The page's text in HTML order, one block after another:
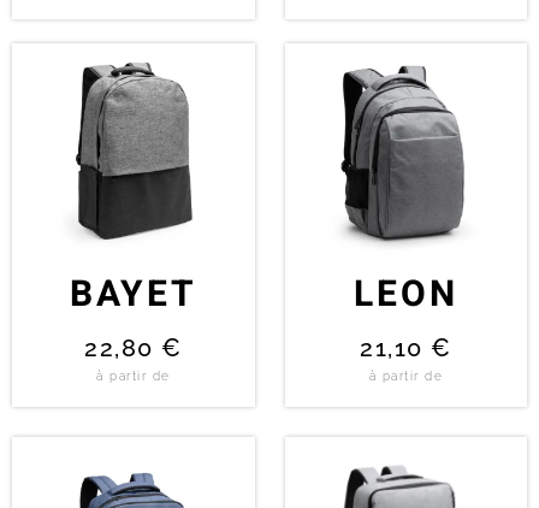
BAYET
22,80 €
à partir de
LEON
21,10 €
à partir de